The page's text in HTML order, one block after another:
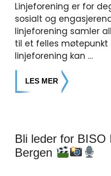
Linjeforening er for
sosialt og
linjeforening samler
til et felles møtepunkt
linjeforening kan …
LES MER
Bli leder for BISO
Bergen